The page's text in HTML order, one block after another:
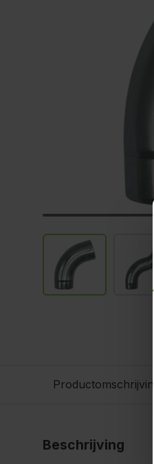
Productomschrijving
Beschrijving